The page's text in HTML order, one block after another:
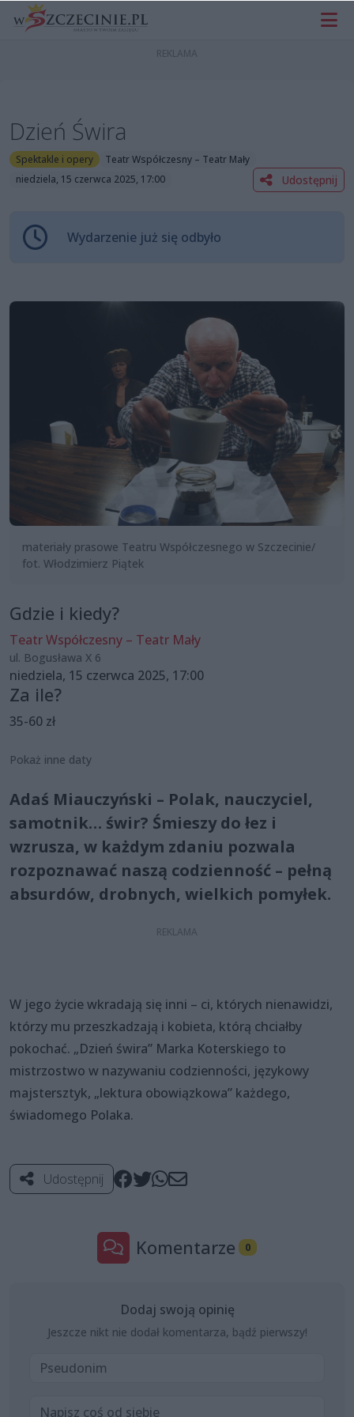
Dzień Świra
Spektakle i opery
Teatr Współczesny – Teatr Mały
niedziela, 15 czerwca 2025, 17:00
Udostępnij
Wydarzenie już się odbyło
materiały prasowe Teatru Współczesnego w Szczecinie/
fot. Włodzimierz Piątek
Gdzie i kiedy?
Teatr Współczesny – Teatr Mały
ul. Bogusława X 6
niedziela, 15 czerwca 2025, 17:00
Za ile?
35-60 zł
Pokaż inne daty
Adaś Miauczyński – Polak, nauczyciel,
samotnik… świr? Śmieszy do łez i
wzrusza, w każdym zdaniu pozwala
rozpoznawać naszą codzienność – pełną
absurdów, drobnych, wielkich pomyłek.
W jego życie wkradają się inni – ci, których nienawidzi,
którzy mu przeszkadzają i kobieta, którą chciałby
pokochać. „Dzień świra” Marka Koterskiego to
mistrzostwo w nazywaniu codzienności, językowy
majstersztyk, „lektura obowiązkowa” każdego,
świadomego Polaka.
Udostępnij
Komentarze 0
Dodaj swoją opinię
Jeszcze nikt nie dodał komentarza, bądź pierwszy!